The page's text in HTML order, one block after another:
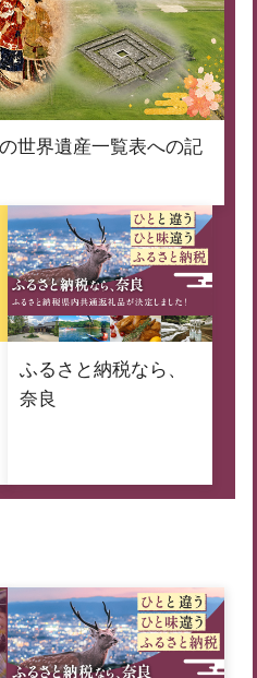
世界遺産一覧表への記
ふるさと納税なら、
奈良